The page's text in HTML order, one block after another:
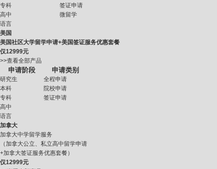
专科
签证申请
高中
微留学
语言
美国
美国社区大学留学申请+美国签证服务优惠套餐
仅12999元
>>查看全部产品
申请阶段 申请类别
研究生
全程申请
本科
院校申请
专科
签证申请
高中
语言
加拿大
加拿大中学留学服务
（加拿大公立、私立高中留学申请
+加拿大签证服务优惠套餐）
仅12999元